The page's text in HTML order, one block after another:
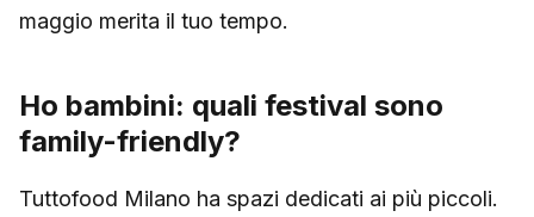
maggio merita il tuo tempo.
Ho bambini: quali festival sono
family-friendly?
Tuttofood Milano ha spazi dedicati ai più piccoli.